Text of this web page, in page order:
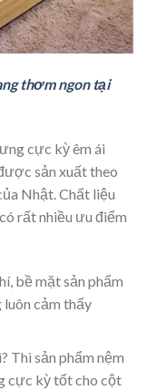
thơm ngon tại
cực kỳ êm ái
sản xuất theo
Nhật. Chất liệu
rất nhiều ưu điểm
bề mặt sản phẩm
luôn cảm thấy
Thì sản phẩm nệm
cực kỳ tốt cho cột